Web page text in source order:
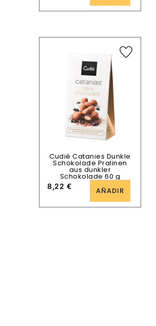
Cudié Catanies Dunkle
Schokolade Pralinen
aus dunkler
Schokolade 60 g
8,22 € AÑADIR